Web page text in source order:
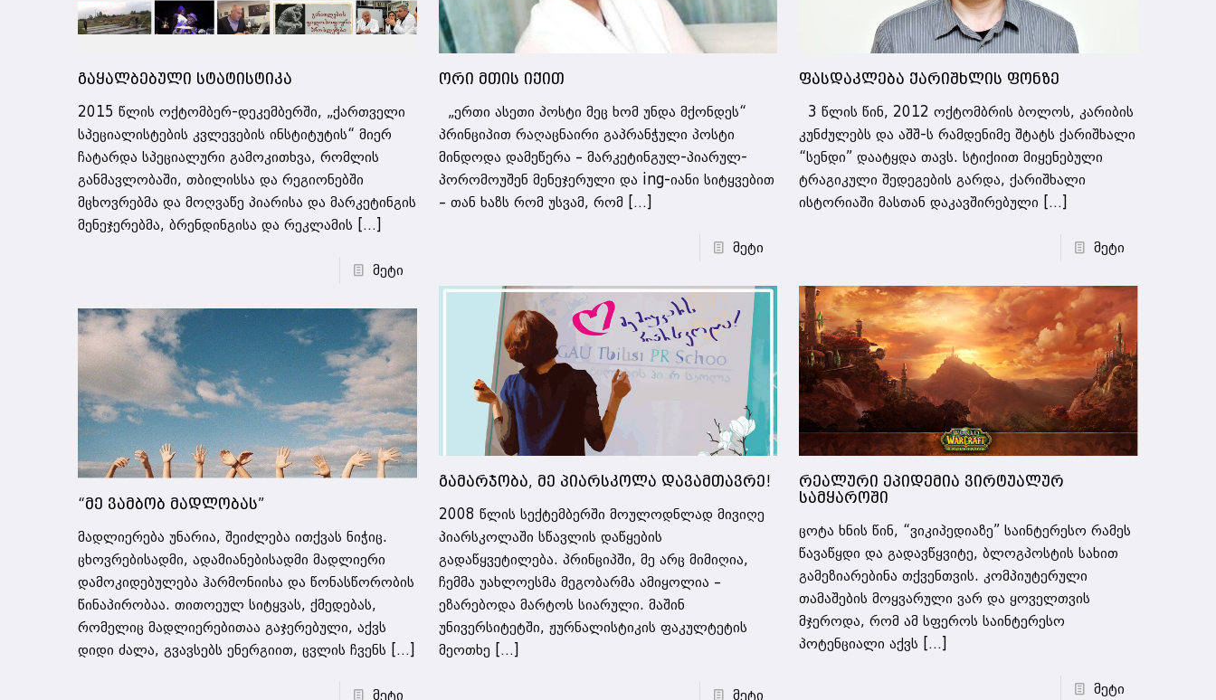
გაყალბებული სტატისტიკა
2015 წლის ოქტომბერ-დეკემბერში, „ქართველი
სპეციალისტების კვლევების ინსტიტუტის“ მიერ
ჩატარდა სპეციალური გამოკითხვა, რომლის
განმავლობაში, თბილისსა და რეგიონებში
მცხოვრებმა და მოღვაწე პიარისა და მარკეტინგის
მენეჯერებმა, ბრენდინგისა და რეკლამის […]
მეტი
ორი მთის იქით
„ერთი ასეთი პოსტი მეც ხომ უნდა მქონდეს“
პრინციპით რაღაცნაირი გაპრანჭული პოსტი
მინდოდა დამეწერა – მარკეტინგულ-პიარულ-
პორომოუშენ მენეჯერული და ing-იანი სიტყვებით
– თან ხაზს რომ უსვამ, რომ […]
მეტი
ფასდაკლება ქარიშხლის ფონზე
3 წლის წინ, 2012 ოქტომბრის ბოლოს, კარიბის
კუნძულებს და აშშ-ს რამდენიმე შტატს ქარიშხალი
“სენდი” დაატყდა თავს. სტიქიით მიყენებული
ტრაგიკული შედეგების გარდა, ქარიშხალი
ისტორიაში მასთან დაკავშირებული […]
მეტი
გამარჯობა, მე პიარსკოლა დავამთავრე!
2008 წლის სექტემბერში მოულოდნლად მივიღე
პიარსკოლაში სწავლის დაწყების
გადაწყვეტილება. პრინციპში, მე არც მიმიღია,
ჩემმა უახლოესმა მეგობარმა ამიყოლია –
ეზარებოდა მარტოს სიარული. მაშინ
უნივერსიტეტში, ჟურნალისტიკის ფაკულტეტის
მეოთხე […]
მეტი
რეალური ეპიდემია ვირტუალურ
სამყაროში
ცოტა ხნის წინ, “ვიკიპედიაზე” საინტერესო რამეს
წავაწყდი და გადავწყვიტე, ბლოგპოსტის სახით
გამეზიარებინა თქვენთვის. კომპიუტერული
თამაშების მოყვარული ვარ და ყოველთვის
მჯეროდა, რომ ამ სფეროს საინტერესო
პოტენციალი აქვს […]
მეტი
“მე ვამბობ მადლობას”
მადლიერება უნარია, შეიძლება ითქვას ნიჭიც.
ცხოვრებისადმი, ადამიანებისადმი მადლიერი
დამოკიდებულება ჰარმონიისა და წონასწორობის
წინაპირობაა. თითოეულ სიტყვას, ქმედებას,
რომელიც მადლიერებითაა გაჯერებული, აქვს
დიდი ძალა, გვავსებს ენერგიით, ცვლის ჩვენს […]
მეტი